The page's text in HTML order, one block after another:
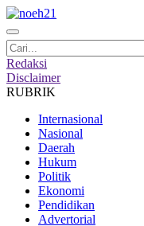
Redaksi
Disclaimer
RUBRIK
Internasional
Nasional
Daerah
Hukum
Politik
Ekonomi
Pendidikan
Advertorial